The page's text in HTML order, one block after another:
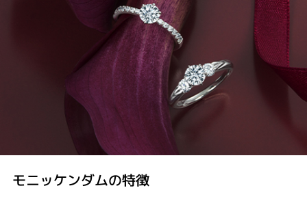
モニッケンダムの特徴